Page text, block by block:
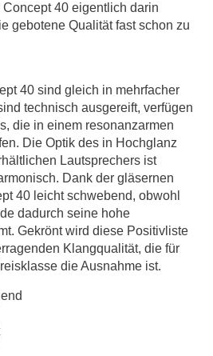
40 eigentlich darin
gebotene Qualität fast schon zu
40 sind gleich in mehrfacher
technisch ausgereift, verfügen
die in einem resonanzarmen
Die Optik des in Hochglanz
Lautsprechers ist
Dank der gläsernen
40 leicht schwebend, obwohl
dadurch seine hohe
Gekrönt wird diese Positivliste
Klangqualität, die für
die Ausnahme ist.